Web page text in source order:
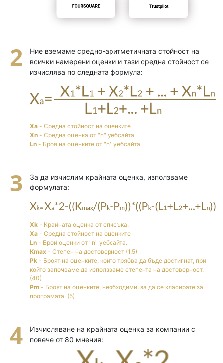
Ние вземаме средно-аритметичната стойност на
всички намерени оценки и тази средна стойност се
изчислява по следната формула:
Xa - Средна стойност на оценките
Xn - Средна оценка от "n" уебсайта
Ln - Броя на оценките от "n" уебсайта
За да изчислим крайната оценка, използваме
формулата:
Xk - Крайната оценка от списъка.
Xa - Средна стойност на оценките
Ln - Брой оценки от "n" уебсайта.
Kmax - Степен на достоверност (1.5)
Pk - Броят на оценките, който трябва да бъде достигнат, при
който започваме да използваме степента на достоверност.
(40)
Pm - Броят на оценките, необходими, за да се класирате за
програмата. (5)
Изчисляване на крайната оценка за компании с
повече от 80 мнения: